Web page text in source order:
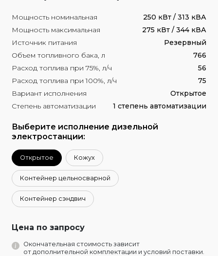
Мощность номинальная
250 кВт / 313 кВА
Мощность максимальная
275 кВт / 344 кВА
Источник питания
Резервный
Объем топливного бака, л
766
Расход топлива при 75%, л/ч
56
Расход топлива при 100%, л/ч
75
Вариант исполнения
Открытое
Степень автоматизации
1 степень автоматизации
Выберите исполнение дизельной
электростанции:
Открытое Кожух
Контейнер цельносварной
Контейнер сэндвич
Цена по запросу
Окончательная стоимость зависит
от дополнительной комплектации и условий поставки.